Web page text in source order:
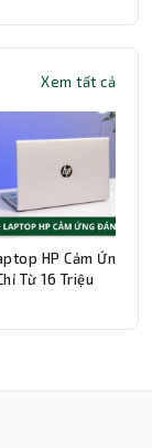
Xem tất cả
HP Cảm Ứng
Từ 16 Triệu